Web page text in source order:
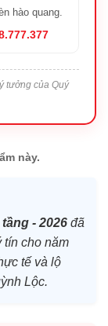
hào quang.
tưởng của Quý
này.
- 2026 đã
tín cho năm
tế và lộ
Lộc.